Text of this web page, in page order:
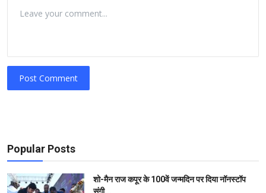
Post Comment
Popular Posts
शो-मैन राज कपूर के 100वें जन्मदिन पर दिया नॉनस्टॉप
संगी...